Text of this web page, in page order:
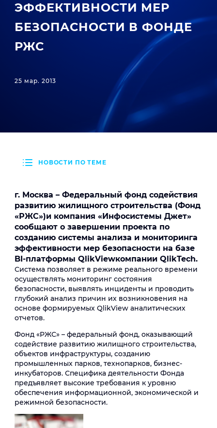
ЭФФЕКТИВНОСТИ МЕР
БЕЗОПАСНОСТИ В ФОНДЕ
РЖС
25 мар. 2013
НОВОСТИ ПО ТЕМЕ
г. Москва – Федеральный фонд содействия
развитию жилищного строительства (Фонд
«РЖС»)и компания «Инфосистемы Джет»
сообщают о завершении проекта по
созданию системы анализа и мониторинга
эффективности мер безопасности на базе
BI-платформы QlikViewкомпании QlikTech.
Система позволяет в режиме реального времени
осуществлять мониторинг состояния
безопасности, выявлять инциденты и проводить
глубокий анализ причин их возникновения на
основе формируемых QlikView аналитических
отчетов.
Фонд «РЖС» – федеральный фонд, оказывающий
содействие развитию жилищного строительства,
объектов инфраструктуры, созданию
промышленных парков, технопарков, бизнес-
инкубаторов. Специфика деятельности Фонда
предъявляет высокие требования к уровню
обеспечения информационной, экономической и
режимной безопасности.